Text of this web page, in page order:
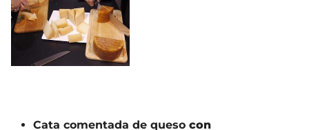
Cata comentada de queso con